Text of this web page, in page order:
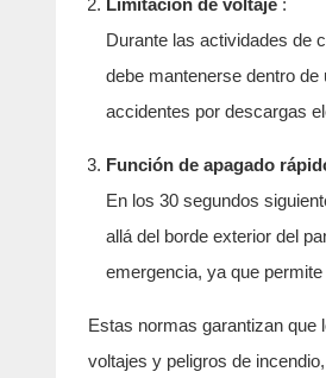
Durante las actividades de
debe mantenerse dentro
accidentes por descargas
Función de apagado
En los 30 segundos
allá del borde exterior del
emergencia, ya que
Estas normas garantizan que
voltajes y peligros de